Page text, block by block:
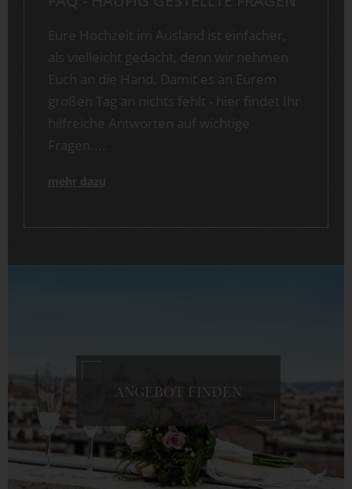
Eure Hochzeit im Ausland ist einfacher,
als vielleicht gedacht, denn wir nehmen
Euch an die Hand. Damit es an Eurem
großen Tag an nichts fehlt - hier findet Ihr
hilfreiche Antworten auf wichtige
Fragen....
mehr dazu
ANGEBOT FINDEN